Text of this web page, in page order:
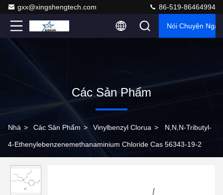
gxx@xingshengtech.com 86-519-86464994
Nói Chuyện Ngay.
Các Sản Phẩm
Nhà > Các Sản Phẩm > Vinylbenzyl Clorua > N,N,N-Tributyl-
4-Ethenylebenzenemethanaminium Chloride Cas 56343-19-2